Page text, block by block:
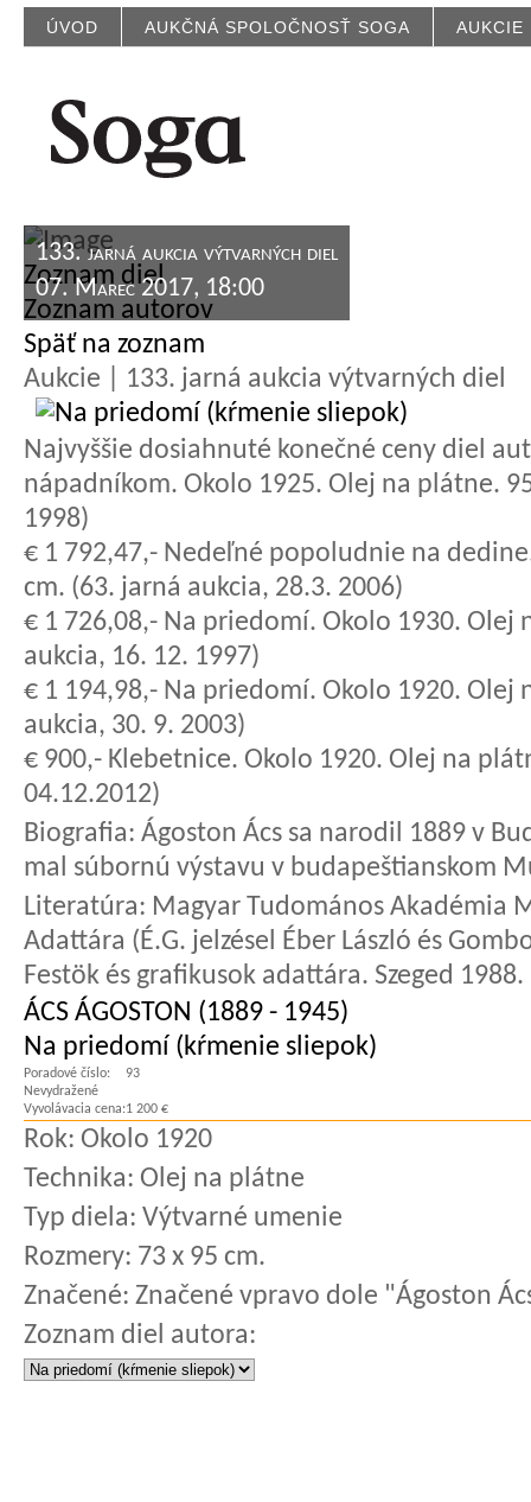
ÚVOD AUKČNÁ SPOLOČNOSŤ SOGA AUKCIE
133. jarná aukcia výtvarných diel
07. Marec 2017, 18:00
Zoznam diel
Zoznam autorov
Späť na zoznam
Aukcie | 133. jarná aukcia výtvarných diel
Najvyššie dosiahnuté konečné ceny diel
nápadníkom. Okolo 1925. Olej na plátne.
1998)
€ 1 792,47,- Nedeľné popoludnie na
cm. (63. jarná aukcia, 28.3. 2006)
€ 1 726,08,- Na priedomí. Okolo 1930. Olej
aukcia, 16. 12. 1997)
€ 1 194,98,- Na priedomí. Okolo 1920. Olej
aukcia, 30. 9. 2003)
€ 900,- Klebetnice. Okolo 1920. Olej na
04.12.2012)
Biografia: Ágoston Ács sa narodil 1889 v
mal súbornú výstavu v budapeštianskom
Literatúra: Magyar Tudomános Akadémia
Adattára (É.G. jelzésel Éber László és
Festök és grafikusok adattára. Szeged 1988.
ÁCS ÁGOSTON (1889 - 1945)
Na priedomí (kŕmenie sliepok)
Poradové číslo:
93
Nevydražené
Vyvolávacia cena:1 200 €
Rok: Okolo 1920
Technika: Olej na plátne
Typ diela: Výtvarné umenie
Rozmery: 73 x 95 cm.
Značené: Značené vpravo dole "Ágoston
Zoznam diel autora: